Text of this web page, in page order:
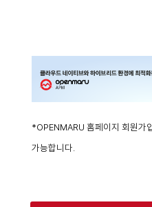
*OPENMARU 홈페이지 회원가
가능합니다.